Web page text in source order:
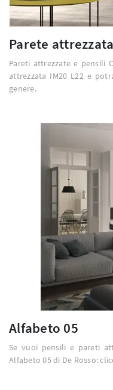
Parete
Pareti attrezzate e pensili
attrezzata IM20 L22 e
genere.
Alfabeto 05
Se vuoi pensili e pareti
Alfabeto 05 di De Rosso: